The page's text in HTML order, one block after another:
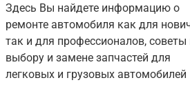
Здесь Вы найдете информацию о
ремонте автомобиля как для
так и для профессионалов, советы
выбору и замене запчастей для
легковых и грузовых автомобилей